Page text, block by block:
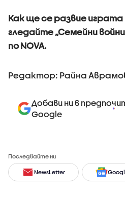
Как ще се развие играта
гледайте „Семейни
по NOVA.
Редактор: Райна
Добави ни в
Google
Последвайте ни
NewsLetter